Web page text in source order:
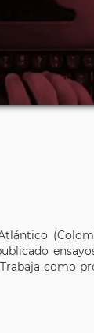
como